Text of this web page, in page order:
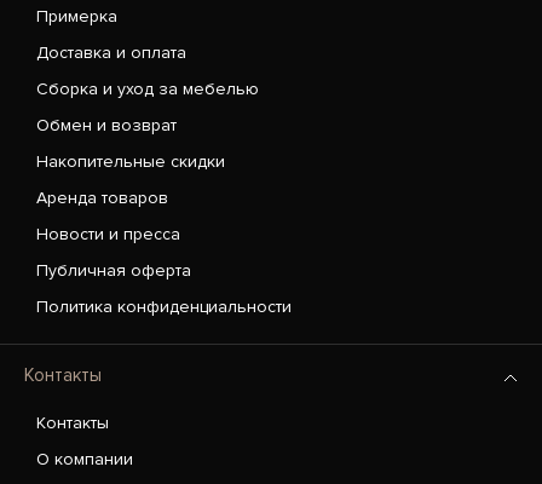
Примерка
Доставка и оплата
Сборка и уход за мебелью
Обмен и возврат
Накопительные скидки
Аренда товаров
Новости и пресса
Публичная оферта
Политика конфиденциальности
Контакты
Контакты
О компании